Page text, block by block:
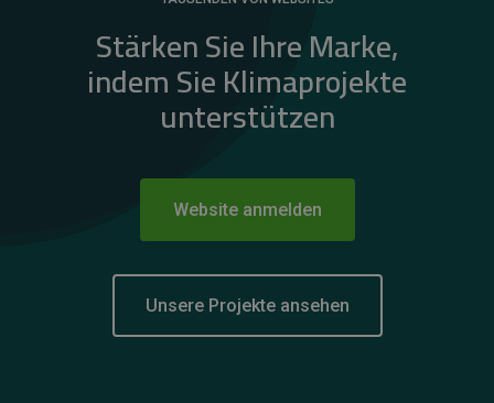
Stärken Sie Ihre Marke,
indem Sie Klimaprojekte
unterstützen
Website anmelden
Unsere Projekte ansehen